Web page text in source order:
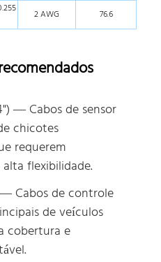
2 AWG 76.6
— Cabos de sensor
chicotes
requerem
flexibilidade.
Cabos de controle
de veículos
cobertura e